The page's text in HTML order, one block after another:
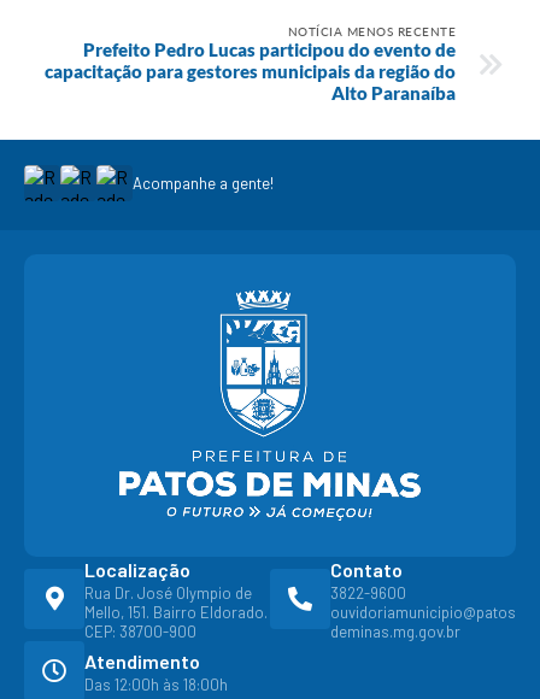
NOTÍCIA MENOS RECENTE
Prefeito Pedro Lucas participou do evento de
capacitação para gestores municipais da região do
Alto Paranaíba
Acompanhe a gente!
Localização
Rua Dr. José Olympio de
Mello, 151. Bairro Eldorado.
CEP: 38700-900
Contato
3822-9600
ouvidoriamunicipio@patos
deminas.mg.gov.br
Atendimento
Das 12:00h às 18:00h